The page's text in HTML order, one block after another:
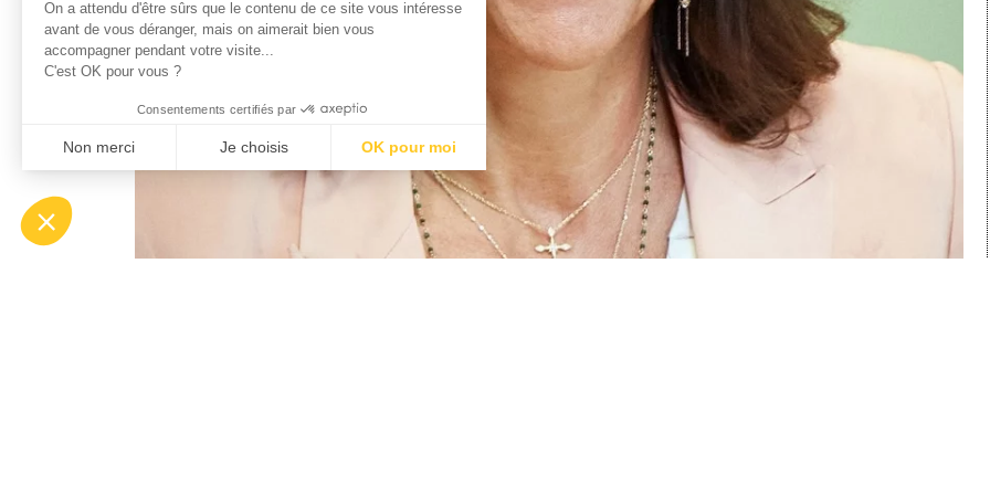
de ce site vous intéresse avant de
vous déranger, mais on aimerait bien vous accompagner pendant
votre visite...
C'est OK pour vous ?
Consentements certifiés par
Non merci Je choisis OK pour moi
Plateforme de Gestion du Consentement : Personnalisez vos Options
Notre plateforme vous permet d'adapter et de gérer vos paramètres de confidentialité, en garantissant la